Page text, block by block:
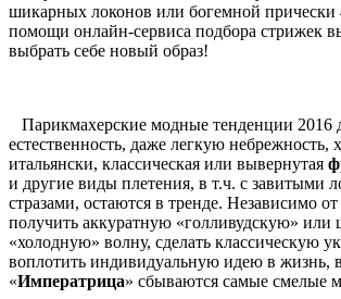
шикарных локонов или богемной прически
помощи онлайн-сервиса подбора стрижек
выбрать себе новый образ!
Парикмахерские модные тенденции 2016
естественность, даже легкую небрежность,
итальянски, классическая или вывернутая
и другие виды плетения, в т.ч. с завитыми
стразами, остаются в тренде. Независимо
получить аккуратную «голливудскую»
«холодную» волну, сделать классическую
воплотить индивидуальную идею в жизнь,
«Императрица» сбываются самые смелые